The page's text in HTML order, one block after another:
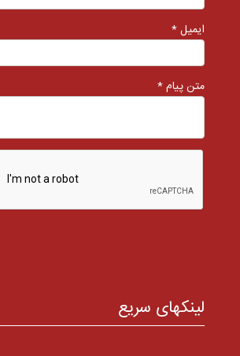
ایمیل *
متن پیام *
لینکهای سریع